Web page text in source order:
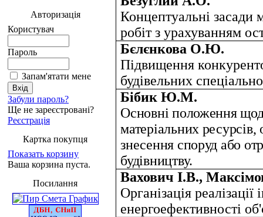
Авторизація
Користувач
Пароль
Запам'ятати мене
Забули пароль?
Ще не зареєстровані?
Реєстрація
Картка покупця
Показать корзину
Ваша корзина пуста.
Посилання
Концептуальні засади
робіт з урахуванням
Бєлєнкова О.Ю.
Підвищення
будівельних
Бібик Ю.М.
Основні положення
матеріальних
знесення споруд або
будівництву.
Вахович І.В.,
Організація
енергоефективності